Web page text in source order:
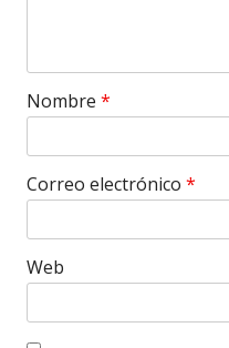
Nombre *
Correo electrónico *
Web